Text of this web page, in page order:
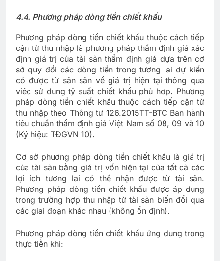
4.4. Phương pháp dòng tiền chiết khấu
Phương pháp dòng tiền chiết khấu thuộc cách tiếp
cận từ thu nhập là phương pháp thẩm định giá xác
định giá trị của tài sản thẩm định giá dựa trên cơ
sở quy đổi các dòng tiền trong tương lai dự kiến
có được từ sản sản về giá trị hiện tại thông qua
việc sử dụng tỷ suất chiết khấu phù hợp. Phương
pháp dòng tiền chiết khấu thuộc cách tiếp cận từ
thu nhập theo Thông tư 126.2015TT-BTC Ban hành
tiêu chuẩn thẩm định giá Việt Nam số 08, 09 và 10
(Ký hiệu: TĐGVN 10).
Cơ sở phương pháp dòng tiền chiết khấu là giá trị
của tài sản bằng giá trị vốn hiện tại của tất cả các
lợi ích tương lai có thể nhận được từ tài sản.
Phương pháp dòng tiền chiết khấu được áp dụng
trong trường hợp thu nhập từ tài sản biến đổi qua
các giai đoạn khác nhau (không ổn định).
Phương pháp dòng tiền chiết khấu ứng dụng trong
thực tiễn khi: